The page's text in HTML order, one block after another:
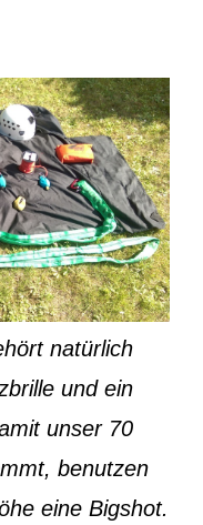
natürlich
und ein
unser 70
benutzen
eine Bigshot.